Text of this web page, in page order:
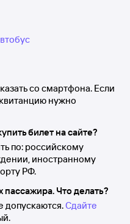
со смартфона. Если
нужно
билет на сайте?
по: российскому
иностранному
РФ.
Что делать?
допускаются.Сдайте